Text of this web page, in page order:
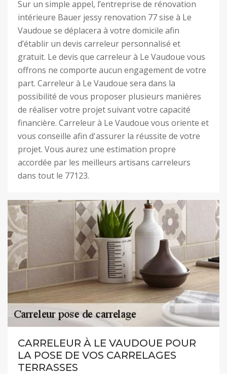
Sur un simple appel, l’entreprise de rénovation
intérieure Bauer jessy renovation 77 sise à Le
Vaudoue se déplacera à votre domicile afin
d’établir un devis carreleur personnalisé et
gratuit. Le devis que carreleur à Le Vaudoue vous
offrons ne comporte aucun engagement de votre
part. Carreleur à Le Vaudoue sera dans la
possibilité de vous proposer plusieurs manières
de réaliser votre projet suivant votre capacité
financière. Carreleur à Le Vaudoue vous oriente et
vous conseille afin d'assurer la réussite de votre
projet. Vous aurez une estimation propre
accordée par les meilleurs artisans carreleurs
dans tout le 77123.
CARRELEUR À LE VAUDOUE POUR
LA POSE DE VOS CARRELAGES
TERRASSES